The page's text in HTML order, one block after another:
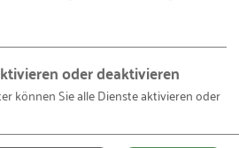
berichten: VEMA technische
GmbH
Informatives zur
der Arbeitsproduktivität in
Heben Sie die
an Ihrer
zu arbeiten:
oder deaktivieren
können Sie alle Dienste aktivieren oder